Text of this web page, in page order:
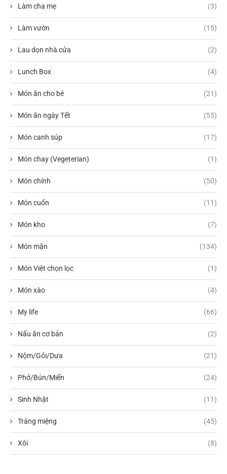
Làm cha mẹ (3)
Làm vườn (15)
Lau dọn nhà cửa (2)
Lunch Box (4)
Món ăn cho bé (21)
Món ăn ngày Tết (55)
Món canh súp (17)
Món chay (Vegeterian) (1)
Món chính (50)
Món cuốn (11)
Món kho (7)
Món mặn (134)
Món Việt chọn lọc (1)
Món xào (4)
My life (66)
Nấu ăn cơ bản (2)
Nộm/Gỏi/Dưa (21)
Phở/Bún/Miến (24)
Sinh Nhật (11)
Tráng miệng (45)
Xôi (8)